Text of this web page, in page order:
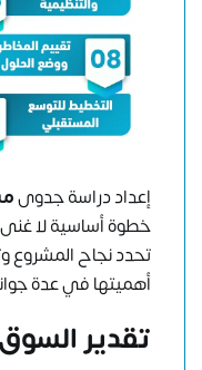
إعداد دراسة جدوى
خطوة أساسية لا
تحدد نجاح المشروع
أهميتها في عدة
تقدير